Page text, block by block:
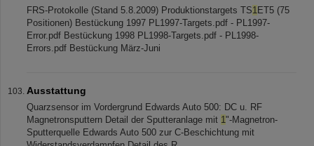
FRS-Protokolle (Stand 5.8.2009) Produktionstargets TS1ET5 (75
Positionen) Bestückung 1997 PL1997-Targets.pdf - PL1997-
Error.pdf Bestückung 1998 PL1998-Targets.pdf - PL1998-
Errors.pdf Bestückung März-Juni
Ausstattung
Quarzsensor im Vordergrund Edwards Auto 500: DC u. RF
Magnetronsputtern Detail der Sputteranlage mit 1"-Magnetron-
Sputterquelle Edwards Auto 500 zur C-Beschichtung mit